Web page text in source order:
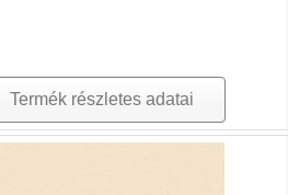
Termék részletes adatai